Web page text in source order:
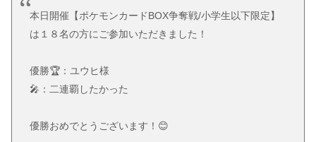
本日開催【ポケモンカードBOX争奪戦/小学生以下限定】
は１８名の方にご参加いただきました！
優勝🏆：ユウヒ様
🎤：二連覇したかった
優勝おめでとうございます！😊